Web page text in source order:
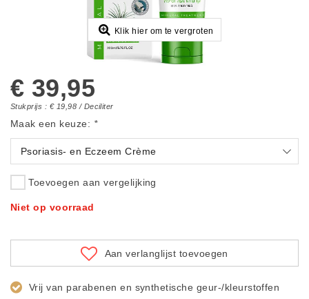
Klik hier om te vergroten
€ 39,95
Stukprijs : € 19,98 / Deciliter
Maak een keuze: *
Psoriasis- en Eczeem Crème
Toevoegen aan vergelijking
Niet op voorraad
Aan verlanglijst toevoegen
Vrij van parabenen en synthetische geur-/kleurstoffen